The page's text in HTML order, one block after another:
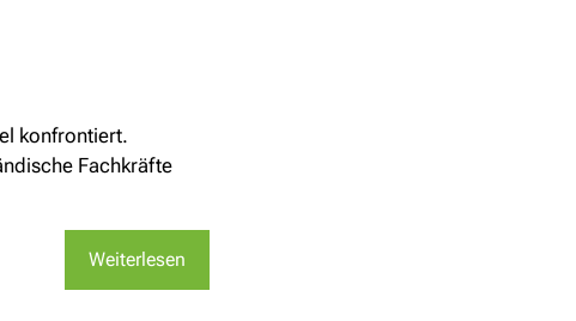
konfrontiert.
Fachkräfte
Weiterlesen